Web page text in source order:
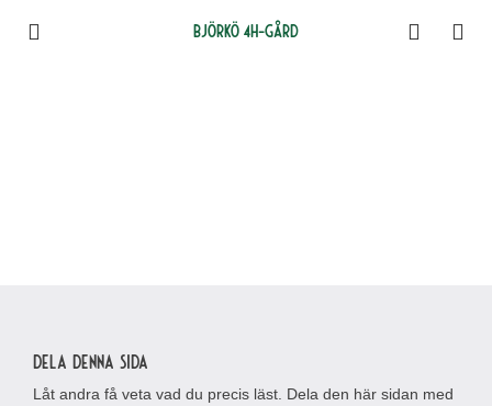
Björkö 4H-gård
Dela denna sida
Låt andra få veta vad du precis läst. Dela den här sidan med